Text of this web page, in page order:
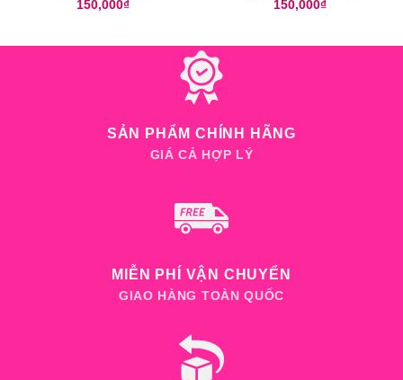
150,000₫
150,000₫
SẢN PHẨM CHÍNH HÃNG
GIÁ CẢ HỢP LÝ
MIỄN PHÍ VẬN CHUYỂN
GIAO HÀNG TOÀN QUỐC